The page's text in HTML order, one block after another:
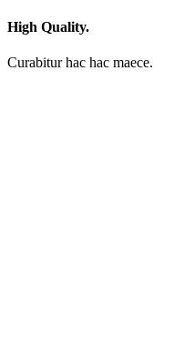
High Quality.
Curabitur hac hac maece.